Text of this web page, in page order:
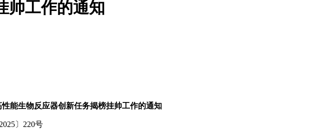
帅工作的通知
能生物反应器创新任务揭榜挂帅工作的通知
〕220号